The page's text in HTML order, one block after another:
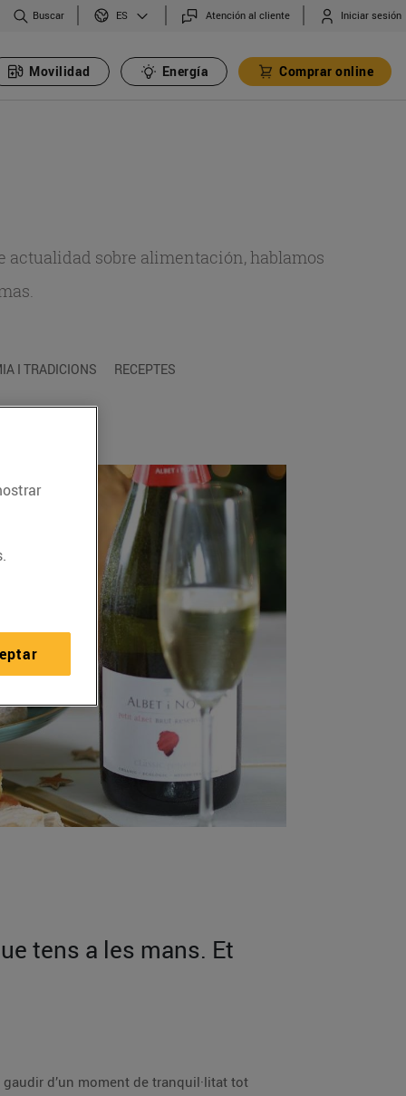
Buscar ES Atención al cliente Iniciar sesión
Movilidad Energía Comprar online
actualidad sobre alimentación, hablamos
I TRADICIONS RECEPTES
tens a les mans. Et
d’un moment de tranquil·litat tot